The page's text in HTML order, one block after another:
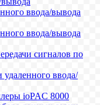
ввода/вывода
ввода/вывода
сигналов по
ввода/
ioPAC 8000